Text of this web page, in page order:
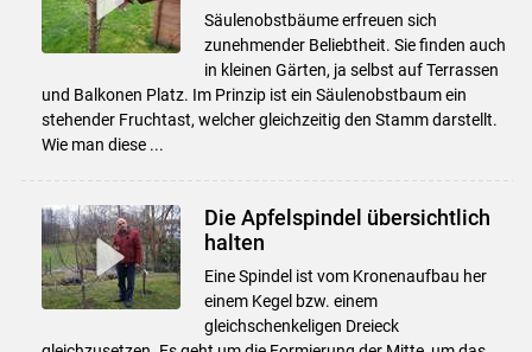
Skip to main content
Säulenobstbäume erfreuen sich
zunehmender Beliebtheit. Sie finden auch
in kleinen Gärten, ja selbst auf Terrassen
und Balkonen Platz. Im Prinzip ist ein Säulenobstbaum ein
stehender Fruchtast, welcher gleichzeitig den Stamm darstellt.
Wie man diese ...
Die Apfelspindel übersichtlich
halten
Eine Spindel ist vom Kronenaufbau her
einem Kegel bzw. einem
gleichschenkeligen Dreieck